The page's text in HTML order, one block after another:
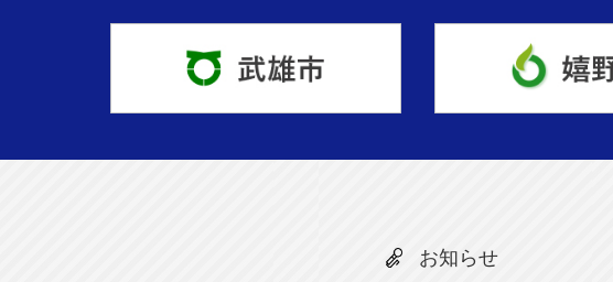
お知らせ